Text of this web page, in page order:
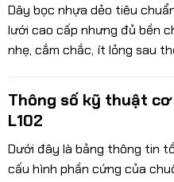
Dây bọc nhựa dẻo tiêu
lưới cao cấp nhưng đủ bền
nhẹ, cắm chắc, ít lỏng sau
Thông số kỹ thuật
L102
Dưới đây là bảng thông tin
cấu hình phần cứng của